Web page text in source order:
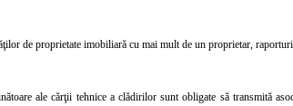
de proprietate imobiliară cu mai mult de un proprietar,
ale cărţii tehnice a clădirilor sunt obligate să transmită